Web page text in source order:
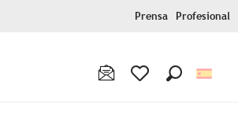
Prensa Profesional